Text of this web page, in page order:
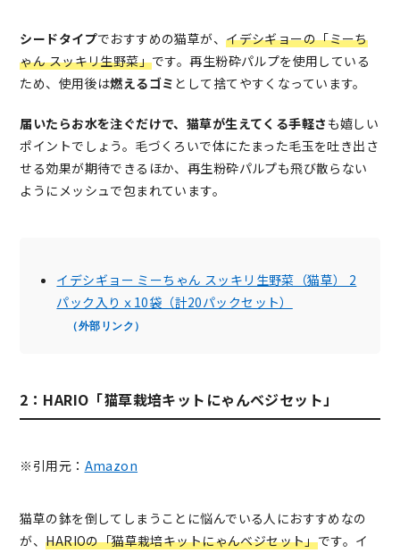
シードタイプでおすすめの猫草が、イデシギョーの「ミーち
ゃん スッキリ生野菜」です。再生粉砕パルプを使用している
ため、使用後は燃えるゴミ として捨てやすくなっています。
届いたらお水を注ぐだけで、猫草が生えてくる手軽さ も嬉しい
ポイントでしょう。毛づくろいで体にたまった毛玉を吐き出さ
せる効果が期待できるほか、再生粉砕パルプも飛び散らない
ようにメッシュで包まれています。
イデシギョー ミーちゃん スッキリ生野菜（猫草） 2
パック入りｘ10袋（計20パックセット）
（外部リンク）
2：HARIO「猫草栽培キットにゃんベジセット」
※引用元： Amazon
猫草の鉢を倒してしまうことに悩んでいる人におすすめなの
が、HARIOの「猫草栽培キットにゃんベジセット」です。イ